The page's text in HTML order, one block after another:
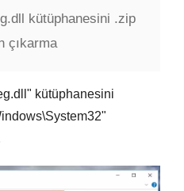
kütüphanesini .zip
çıkarma
" kütüphanesini
"